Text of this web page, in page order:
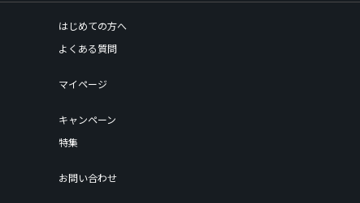
はじめての方へ
よくある質問
マイページ
キャンペーン
特集
お問い合わせ